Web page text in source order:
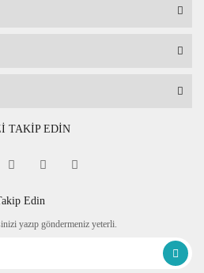
Nakliye sırasında hasar
TAKİP EDİN
Edin
yazıp göndermeniz yeterli.